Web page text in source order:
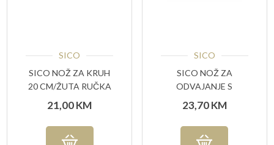
SICO
SICO NOŽ ZA KRUH
20 CM/ŽUTA RUČKA
21,00KM
SICO
SICO NOŽ ZA
ODVAJANJE S
UTORIMA15 CM
ŽUTA RUČKA
23,70KM